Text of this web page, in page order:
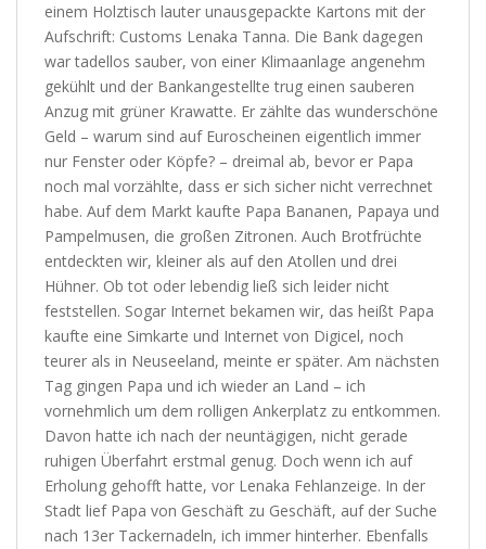
einem Holztisch lauter unausgepackte Kartons mit der
Aufschrift: Customs Lenaka Tanna. Die Bank dagegen
war tadellos sauber, von einer Klimaanlage angenehm
gekühlt und der Bankangestellte trug einen sauberen
Anzug mit grüner Krawatte. Er zählte das wunderschöne
Geld – warum sind auf Euroscheinen eigentlich immer
nur Fenster oder Köpfe? – dreimal ab, bevor er Papa
noch mal vorzählte, dass er sich sicher nicht verrechnet
habe. Auf dem Markt kaufte Papa Bananen, Papaya und
Pampelmusen, die großen Zitronen. Auch Brotfrüchte
entdeckten wir, kleiner als auf den Atollen und drei
Hühner. Ob tot oder lebendig ließ sich leider nicht
feststellen. Sogar Internet bekamen wir, das heißt Papa
kaufte eine Simkarte und Internet von Digicel, noch
teurer als in Neuseeland, meinte er später. Am nächsten
Tag gingen Papa und ich wieder an Land – ich
vornehmlich um dem rolligen Ankerplatz zu entkommen.
Davon hatte ich nach der neuntägigen, nicht gerade
ruhigen Überfahrt erstmal genug. Doch wenn ich auf
Erholung gehofft hatte, vor Lenaka Fehlanzeige. In der
Stadt lief Papa von Geschäft zu Geschäft, auf der Suche
nach 13er Tackernadeln, ich immer hinterher. Ebenfalls